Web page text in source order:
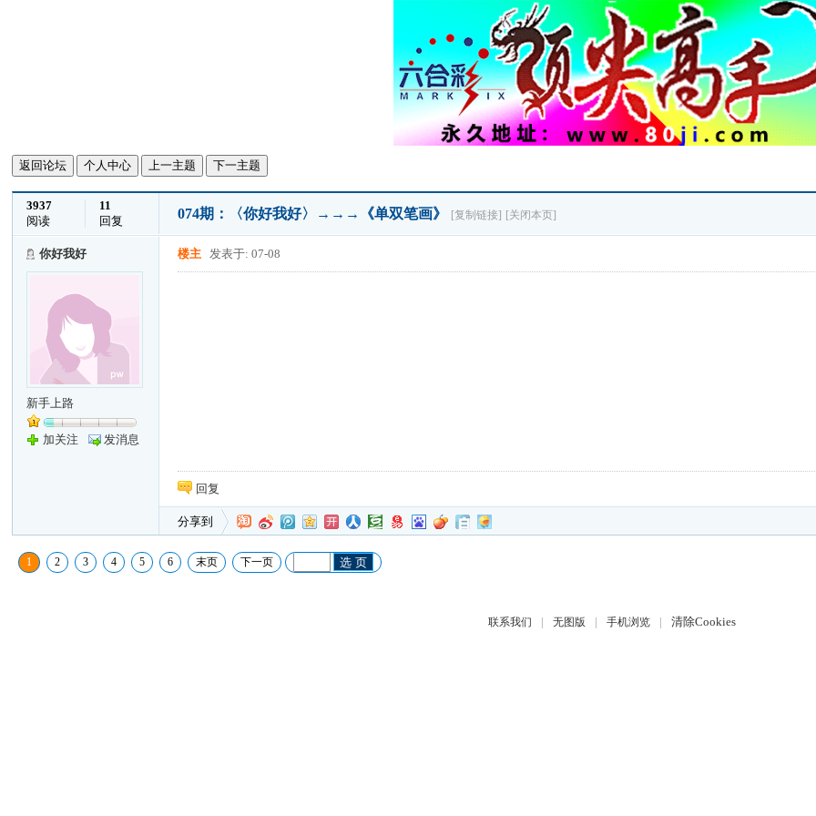
返回论坛 个人中心 上一主题 下一主题
3937
阅读
11
回复
074期：〈你好我好〉→→→《单双笔画》 [复制链接] [关闭本页]
你好我好
新手上路
加关注 发消息
楼主 发表于: 07-08
回复
分享到
1 2 3 4 5 6 末页 下一页 选 页
联系我们 | 无图版 | 手机浏览 | 清除Cookies